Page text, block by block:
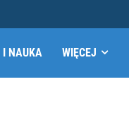
I NAUKA WIĘCEJ